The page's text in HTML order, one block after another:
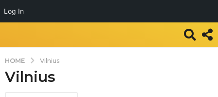
Log In
HOME Vilnius
Vilnius